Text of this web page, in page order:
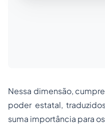
Nessa dimensão,
poder estatal,
suma importância para